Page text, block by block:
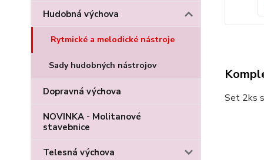
Hudobná výchova
Rytmické a melodické nástroje
Sady hudobných nástrojov
Dopravná výchova
NOVINKA - Molitanové
stavebnice
Telesná výchova
Set 2ks